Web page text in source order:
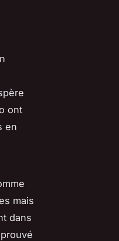
ont
en
mais
dans